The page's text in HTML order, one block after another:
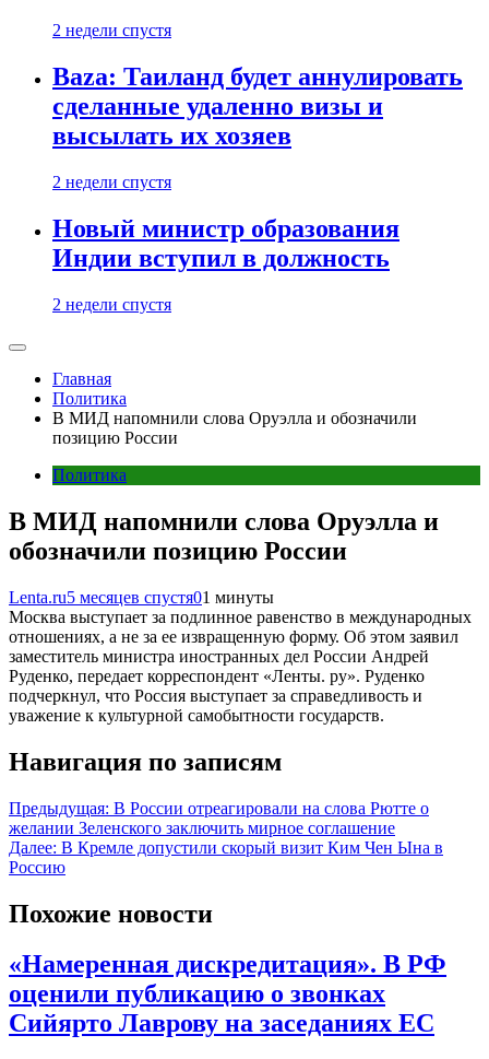
2 недели спустя
Baza: Таиланд будет аннулировать
сделанные удаленно визы и
высылать их хозяев
2 недели спустя
Новый министр образования
Индии вступил в должность
2 недели спустя
Главная
Политика
В МИД напомнили слова Оруэлла и обозначили
позицию России
Политика
В МИД напомнили слова Оруэлла и
обозначили позицию России
Lenta.ru5 месяцев спустя01 минуты
Москва выступает за подлинное равенство в международных
отношениях, а не за ее извращенную форму. Об этом заявил
заместитель министра иностранных дел России Андрей
Руденко, передает корреспондент «Ленты. ру». Руденко
подчеркнул, что Россия выступает за справедливость и
уважение к культурной самобытности государств.
Навигация по записям
Предыдущая: В России отреагировали на слова Рютте о
желании Зеленского заключить мирное соглашение
Далее: В Кремле допустили скорый визит Ким Чен Ына в
Россию
Похожие новости
«Намеренная дискредитация». В РФ
оценили публикацию о звонках
Сийярто Лаврову на заседаниях ЕС